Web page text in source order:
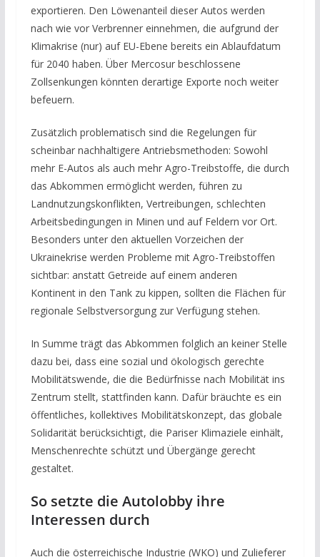
exportieren. Den Löwenanteil dieser Autos werden
nach wie vor Verbrenner einnehmen, die aufgrund der
Klimakrise (nur) auf EU-Ebene bereits ein Ablaufdatum
für 2040 haben. Über Mercosur beschlossene
Zollsenkungen könnten derartige Exporte noch weiter
befeuern.
Zusätzlich problematisch sind die Regelungen für
scheinbar nachhaltigere Antriebsmethoden: Sowohl
mehr E-Autos als auch mehr Agro-Treibstoffe, die durch
das Abkommen ermöglicht werden, führen zu
Landnutzungskonflikten, Vertreibungen, schlechten
Arbeitsbedingungen in Minen und auf Feldern vor Ort.
Besonders unter den aktuellen Vorzeichen der
Ukrainekrise werden Probleme mit Agro-Treibstoffen
sichtbar: anstatt Getreide auf einem anderen
Kontinent in den Tank zu kippen, sollten die Flächen für
regionale Selbstversorgung zur Verfügung stehen.
In Summe trägt das Abkommen folglich an keiner Stelle
dazu bei, dass eine sozial und ökologisch gerechte
Mobilitätswende, die die Bedürfnisse nach Mobilität ins
Zentrum stellt, stattfinden kann. Dafür bräuchte es ein
öffentliches, kollektives Mobilitätskonzept, das globale
Solidarität berücksichtigt, die Pariser Klimaziele einhält,
Menschenrechte schützt und Übergänge gerecht
gestaltet.
So setzte die Autolobby ihre
Interessen durch
Auch die österreichische Industrie (WKO) und Zulieferer